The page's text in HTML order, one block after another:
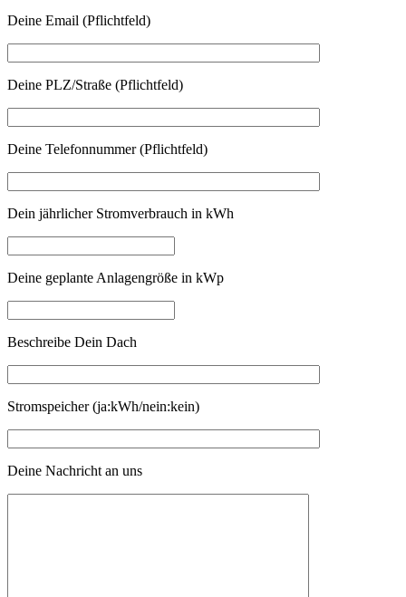
Deine Email (Pflichtfeld)
Deine PLZ/Straße (Pflichtfeld)
Deine Telefonnummer (Pflichtfeld)
Dein jährlicher Stromverbrauch in kWh
Deine geplante Anlagengröße in kWp
Beschreibe Dein Dach
Stromspeicher (ja:kWh/nein:kein)
Deine Nachricht an uns